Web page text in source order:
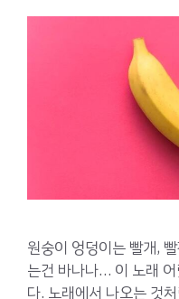
원숭이 엉덩이는 빨개,
는건 바나나… 이 노래
다. 노래에서 나오는 것